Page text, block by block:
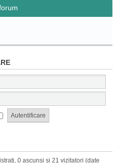
0 ascunși și 21 vizitatori (date